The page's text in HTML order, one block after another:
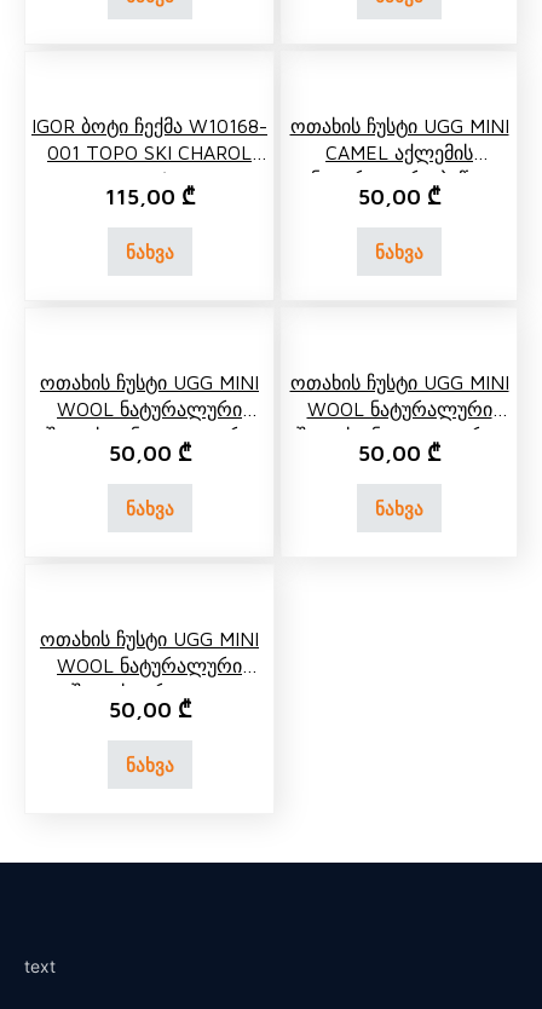
IGOR Ბოტი Ჩექმა W10168-
001 TOPO SKI CHAROL
BLANCO/White
115,00 ₾
ნახვა
Ოთახის Ჩუსტი UGG MINI
CAMEL Აქლემის
Ნატურალური Ბეწვი
Ყავისფერი
50,00 ₾
ნახვა
Ოთახის Ჩუსტი UGG MINI
WOOL Ნატურალური
Შალის Ვანილი Თეთრი
50,00 ₾
ნახვა
Ოთახის Ჩუსტი UGG MINI
WOOL Ნატურალური
Შალის Ინდიგო Ლურჯი
50,00 ₾
ნახვა
Ოთახის Ჩუსტი UGG MINI
WOOL Ნატურალური
Შალის Ორაგული
Ვარდისფერი
50,00 ₾
ნახვა
text